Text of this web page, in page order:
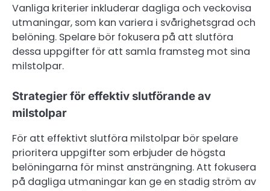
Vanliga kriterier inkluderar dagliga och veckovisa
utmaningar, som kan variera i svårighetsgrad och
belöning. Spelare bör fokusera på att slutföra
dessa uppgifter för att samla framsteg mot sina
milstolpar.
Strategier för effektiv slutförande av
milstolpar
För att effektivt slutföra milstolpar bör spelare
prioritera uppgifter som erbjuder de högsta
belöningarna för minst ansträngning. Att fokusera
på dagliga utmaningar kan ge en stadig ström av